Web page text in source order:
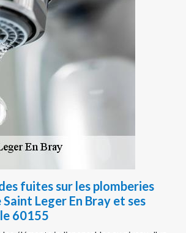
fuites sur les plomberies
Leger En Bray et ses
60155